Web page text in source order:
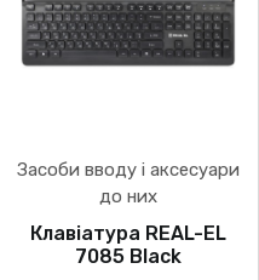
Засоби вводу і аксесуари
до них
Клавіатура REAL-EL
7085 Black